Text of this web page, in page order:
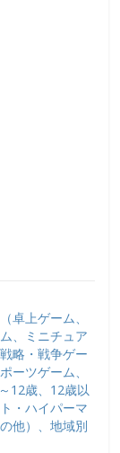
卓上ゲーム、
、ミニチュア
略・戦争ゲー
ーツゲーム、
12歳、12歳以
・ハイパーマ
他）、地域別